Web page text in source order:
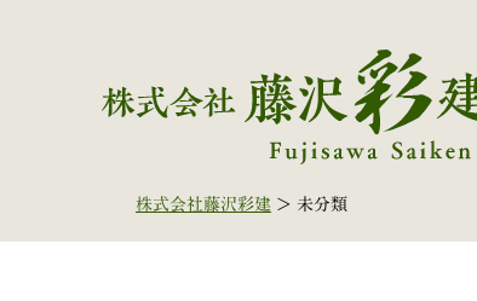
株式会社藤沢彩建 > 未分類